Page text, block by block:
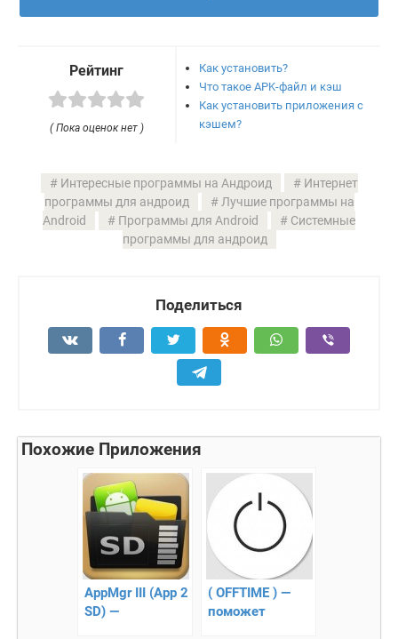
Рейтинг
( Пока оценок нет )
Как установить?
Что такое APK-файл и кэш
Как установить приложения с
кэшем?
Интересные программы на Андроид
Интернет
программы для андроид
Лучшие программы на
Android
Программы для Android
Системные
программы для андроид
Поделиться
Похожие Приложения
AppMgr III (App 2
SD) —
( OFFTIME ) —
поможет